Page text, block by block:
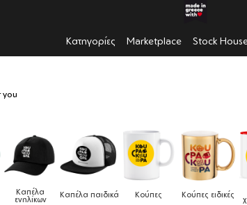
Κατηγορίες Marketplace Stock
you
Κούπες Κούπες ειδικές Κούπες
χρωματιστές
Κούπες